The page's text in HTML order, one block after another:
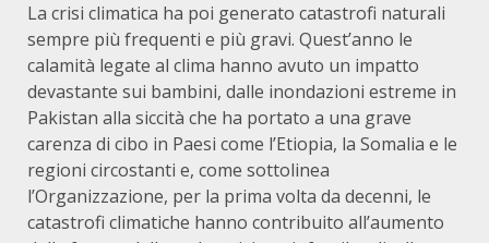
La crisi climatica ha poi generato catastrofi naturali
sempre più frequenti e più gravi. Quest’anno le
calamità legate al clima hanno avuto un impatto
devastante sui bambini, dalle inondazioni estreme in
Pakistan alla siccità che ha portato a una grave
carenza di cibo in Paesi come l’Etiopia, la Somalia e le
regioni circostanti e, come sottolinea
l’Organizzazione, per la prima volta da decenni, le
catastrofi climatiche hanno contribuito all’aumento